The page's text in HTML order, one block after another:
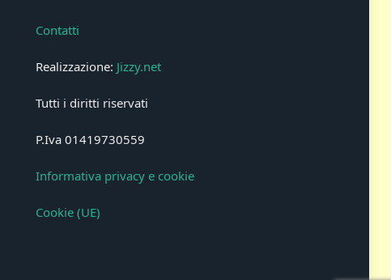
Contatti
Realizzazione: Jizzy.net
Tutti i diritti riservati
P.Iva 01419730559
Informativa privacy e cookie
Cookie (UE)